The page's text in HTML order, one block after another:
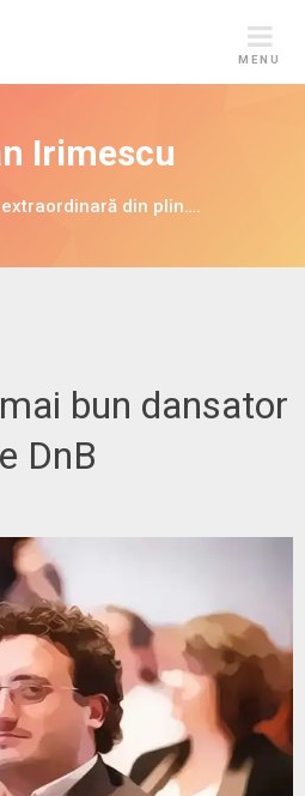
MENU
Irimescu
din plin….
bun dansator
DnB